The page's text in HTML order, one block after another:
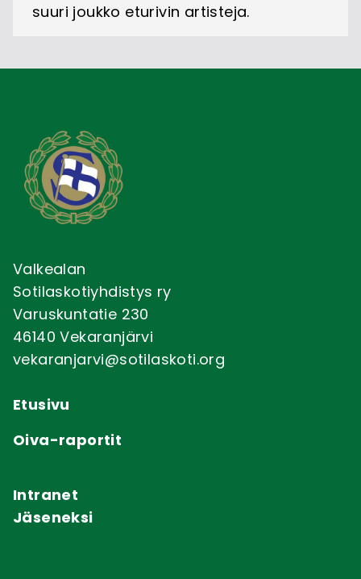
suuri joukko eturivin artisteja.
Valkealan
Sotilaskotiyhdistys ry
Varuskuntatie 230
46140 Vekaranjärvi
vekaranjarvi@sotilaskoti.org
Etusivu
Oiva-raportit
Intranet
Jäseneksi